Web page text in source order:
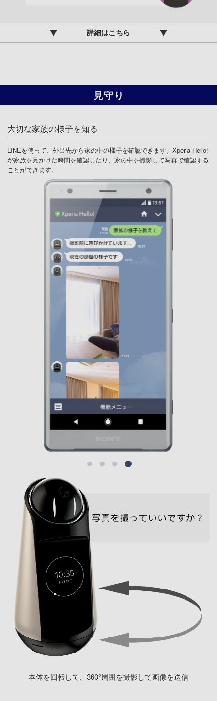
詳細はこちら
見守り
大切な家族の様子を知る
LINEを使って、外出先から家の中の様子を確認できます。Xperia Hello!
が家族を見かけた時間を確認したり、家の中を撮影して写真で確認する
ことができます。
本体を回転して、360°周囲を撮影して画像を送信